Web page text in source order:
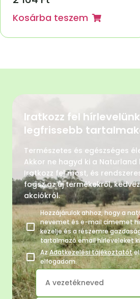
Kosárba teszem
Iratkozz fel
legfrissebb
Természetes és egészséges
Akkor ne hagyd ki a Naturland
Iratkozz fel most, és
fogsz az új termékekről,
akciókról.
Hozzájárulok ahhoz, hogy a
nevemet és e-mail címemet
kezelje és a részemre
tartalmazó email hírleveleket
AzAdatkezelési tájékoztatót
elfogadom.